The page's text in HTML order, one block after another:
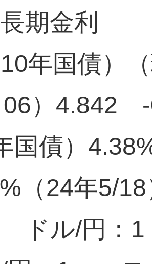
期金利
10年国債
06）4.842
国債）
（24年5/18
ドル/円：